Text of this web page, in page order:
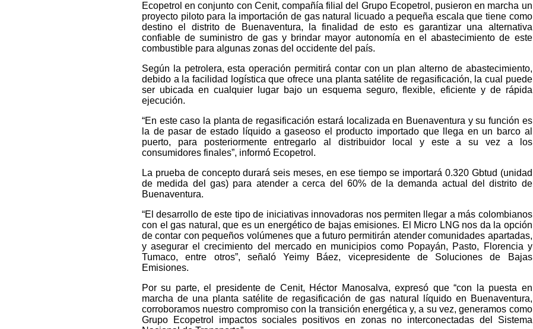
Ecopetrol en conjunto con Cenit, compañía filial del Grupo Ecopetrol, pusieron en marcha un
proyecto piloto para la importación de gas natural licuado a pequeña escala que tiene como
destino el distrito de Buenaventura, la finalidad de esto es garantizar una alternativa
confiable de suministro de gas y brindar mayor autonomía en el abastecimiento de este
combustible para algunas zonas del occidente del país.
Según la petrolera, esta operación permitirá contar con un plan alterno de abastecimiento,
debido a la facilidad logística que ofrece una planta satélite de regasificación, la cual puede
ser ubicada en cualquier lugar bajo un esquema seguro, flexible, eficiente y de rápida
ejecución.
“En este caso la planta de regasificación estará localizada en Buenaventura y su función es
la de pasar de estado líquido a gaseoso el producto importado que llega en un barco al
puerto, para posteriormente entregarlo al distribuidor local y este a su vez a los
consumidores finales”, informó Ecopetrol.
La prueba de concepto durará seis meses, en ese tiempo se importará 0.320 Gbtud (unidad
de medida del gas) para atender a cerca del 60% de la demanda actual del distrito de
Buenaventura.
“El desarrollo de este tipo de iniciativas innovadoras nos permiten llegar a más colombianos
con el gas natural, que es un energético de bajas emisiones. El Micro LNG nos da la opción
de contar con pequeños volúmenes que a futuro permitirán atender comunidades apartadas,
y asegurar el crecimiento del mercado en municipios como Popayán, Pasto, Florencia y
Tumaco, entre otros”, señaló Yeimy Báez, vicepresidente de Soluciones de Bajas
Emisiones.
Por su parte, el presidente de Cenit, Héctor Manosalva, expresó que “con la puesta en
marcha de una planta satélite de regasificación de gas natural líquido en Buenaventura,
corroboramos nuestro compromiso con la transición energética y, a su vez, generamos como
Grupo Ecopetrol impactos sociales positivos en zonas no interconectadas del Sistema